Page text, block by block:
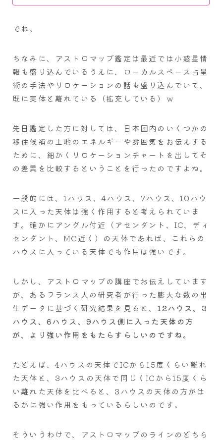
でね。
ちなみに、アストロマップ鑑定は最近では小惑星情
報も盛り込んでいるうえに、ローカルスペース占星
術の手法やリロケーションの話も盛り込んでいて、
既に実体と離れている（拡充している）ｗ
先日鑑定した方に対しては、日本国内のいくつかの
移住候補の土地のエネルギーや雰囲気をお伝えする
ために、細かくリロケーションチャートを出してそ
の差異を比較するということを行ったのですよね。
一般的には、1ハウス、4ハウス、7ハウス、10ハウ
スに入った天体は強く作用すると考えられていま
す。確かにアングル付近（アセンダント、IC、ディ
センダント、MC近く）の天体であれば、これらの
ハウスに入っている天体でも作用は強いです。
しかし、アストロマップの講座でお伝えしています
が、あるフランス人の研究者が行った膨大な数の出
生データに基づく研究結果を見ると、 12ハウス、3
ハウス、6ハウス、9ハウス側に入った天体の方
が、より強い作用をもたらすらしいのですね。
たとえば、4ハウスの天体でICから15度くらい離れ
た天体と、3ハウスの天体で同じくICから15度くら
い離れた天体を比べると、3ハウスの天体の方がは
るかに強い作用をもっているらしいのです。
そういうわけで、アストロマップのラインのどちら